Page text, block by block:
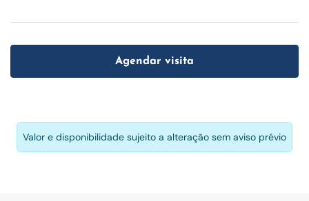
Agendar visita
Valor e disponibilidade sujeito a alteração sem aviso prévio